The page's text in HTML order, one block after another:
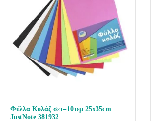
Φύλλα Κολάζ σετ=10τεμ 25x35cm
JustNote 381932